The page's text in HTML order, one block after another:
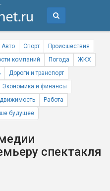
Авто Спорт
Происшествия
компаний Погода
ЖКХ
Дороги и транспорт
Экономика и финансы
Работа
будущее
спектакля